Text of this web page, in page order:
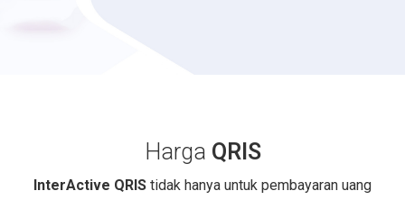
Harga QRIS
InterActive QRIS tidak hanya untuk pembayaran uang